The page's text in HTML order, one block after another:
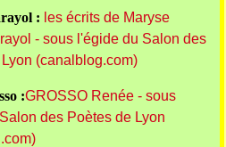
: les écrits de Maryse
- sous l'égide du Salon des
(canalblog.com)
:GROSSO Renée - sous
des Poètes de Lyon